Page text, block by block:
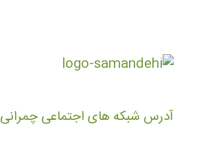
آدرس شبکه های اجتماعی چمرانی